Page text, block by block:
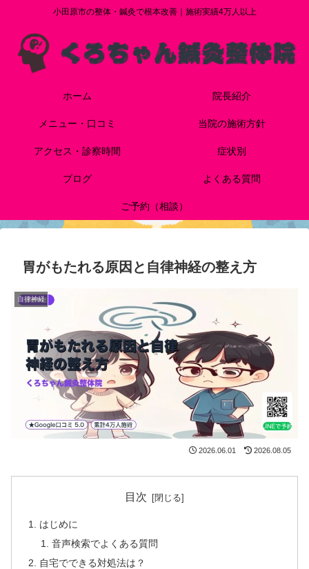
小田原市の整体・鍼灸で根本改善｜施術実績4万人以上
ホーム 院長紹介
メニュー・口コミ 当院の施術方針
アクセス・診察時間 症状別
ブログ よくある質問
ご予約（相談）
胃がもたれる原因と自律神経の整え方
自律神経
2026.06.01 2026.08.05
目次
はじめに
音声検索でよくある質問
自宅でできる対処法は？